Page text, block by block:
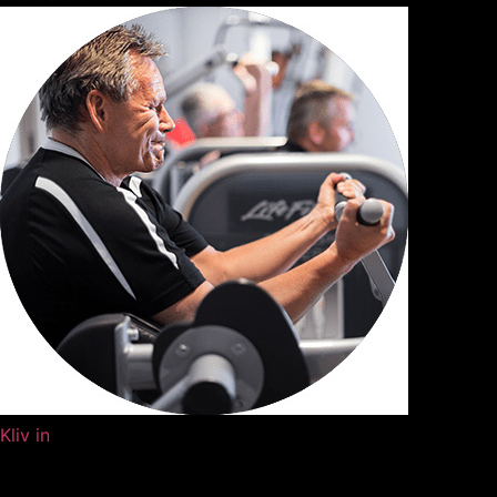
Kliv in
Om du nekar
de här
kakorna
kommer viss
funktionalitet
att försvinna
från
hemsidan.
Marknadsföring
Genom att dela
med dig av dina
intressen och ditt
beteende när du
surfar ökar du
chansen att få se
personligt
anpassat innehåll